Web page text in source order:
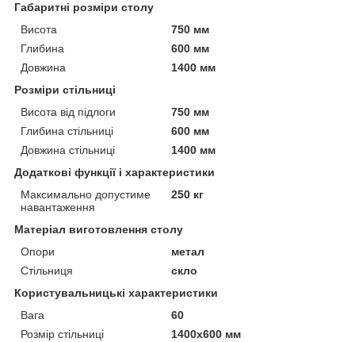
Габаритні розміри столу
Висота
750 мм
Глибина
600 мм
Довжина
1400 мм
Розміри стільниці
Висота від підлоги
750 мм
Глибина стільниці
600 мм
Довжина стільниці
1400 мм
Додаткові функції і характеристики
Максимально допустиме
навантаження
250 кг
Матеріал виготовлення столу
Опори
метал
Стільниця
скло
Користувальницькі характеристики
Вага
60
Розмір стільниці
1400х600 мм